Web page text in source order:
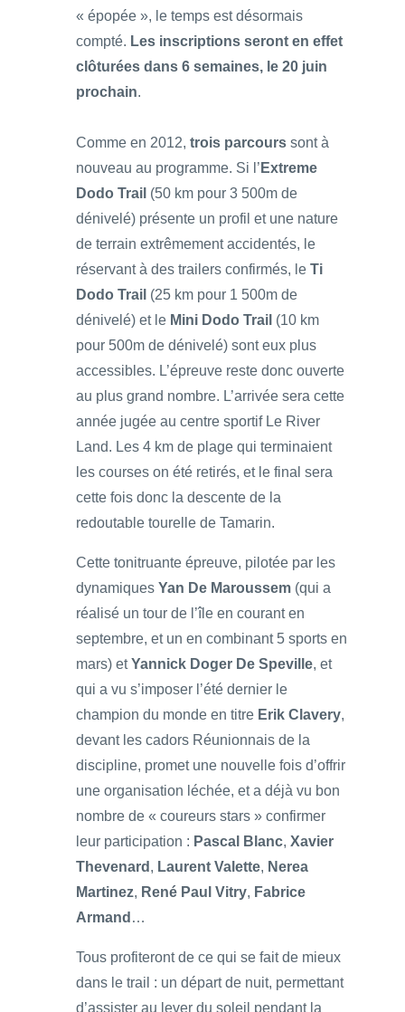
« épopée », le temps est désormais
compté. Les inscriptions seront en effet
clôturées dans 6 semaines, le 20 juin
prochain.
Comme en 2012, trois parcours sont à
nouveau au programme. Si l’ Extreme
Dodo Trail (50 km pour 3 500m de
dénivelé) présente un profil et une nature
de terrain extrêmement accidentés, le
réservant à des trailers confirmés, le Ti
Dodo Trail (25 km pour 1 500m de
dénivelé) et le Mini Dodo Trail (10 km
pour 500m de dénivelé) sont eux plus
accessibles. L’épreuve reste donc ouverte
au plus grand nombre. L’arrivée sera cette
année jugée au centre sportif Le River
Land. Les 4 km de plage qui terminaient
les courses on été retirés, et le final sera
cette fois donc la descente de la
redoutable tourelle de Tamarin.
Cette tonitruante épreuve, pilotée par les
dynamiques Yan De Maroussem (qui a
réalisé un tour de l’île en courant en
septembre, et un en combinant 5 sports en
mars) etYannick Doger De Speville, et
qui a vu s’imposer l’été dernier le
champion du monde en titre Erik Clavery,
devant les cadors Réunionnais de la
discipline, promet une nouvelle fois d’offrir
une organisation léchée, et a déjà vu bon
nombre de « coureurs stars » confirmer
leur participation : Pascal Blanc, Xavier
Thevenard , Laurent Valette, Nerea
Martinez, René Paul Vitry, Fabrice
Armand …
Tous profiteront de ce qui se fait de mieux
dans le trail : un départ de nuit, permettant
d’assister au lever du soleil pendant la